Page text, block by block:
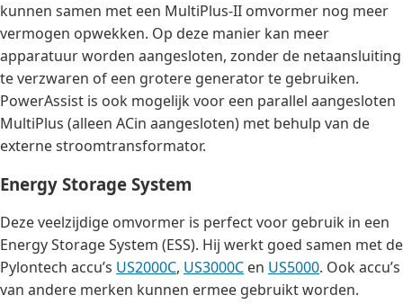
kunnen samen met een MultiPlus-II omvormer nog meer
vermogen opwekken. Op deze manier kan meer
apparatuur worden aangesloten, zonder de netaansluiting
te verzwaren of een grotere generator te gebruiken.
PowerAssist is ook mogelijk voor een parallel aangesloten
MultiPlus (alleen ACin aangesloten) met behulp van de
externe stroomtransformator.
Energy Storage System
Deze veelzijdige omvormer is perfect voor gebruik in een
Energy Storage System (ESS). Hij werkt goed samen met de
Pylontech accu’s US2000C, US3000C en US5000. Ook accu’s
van andere merken kunnen ermee gebruikt worden.